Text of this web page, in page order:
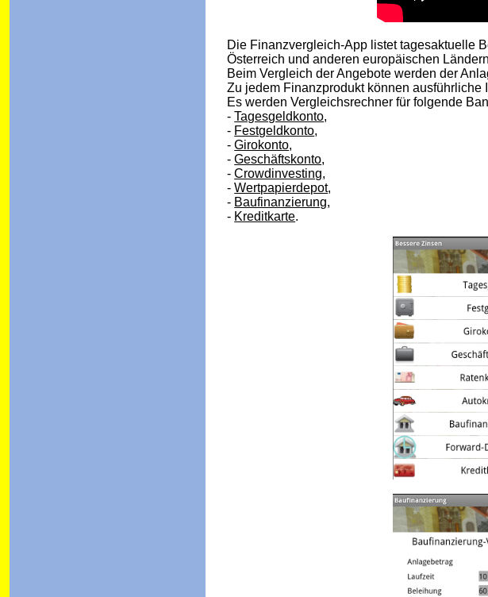
Die Finanzvergleich-App listet tagesaktuelle
Österreich und anderen europäischen
Beim Vergleich der Angebote werden der
Zu jedem Finanzprodukt können
Es werden Vergleichsrechner für folgende
-Tagesgeldkonto,
- Festgeldkonto,
-Girokonto,
-Geschäftskonto,
-Crowdinvesting,
-Wertpapierdepot,
- Baufinanzierung,
- Kreditkarte.